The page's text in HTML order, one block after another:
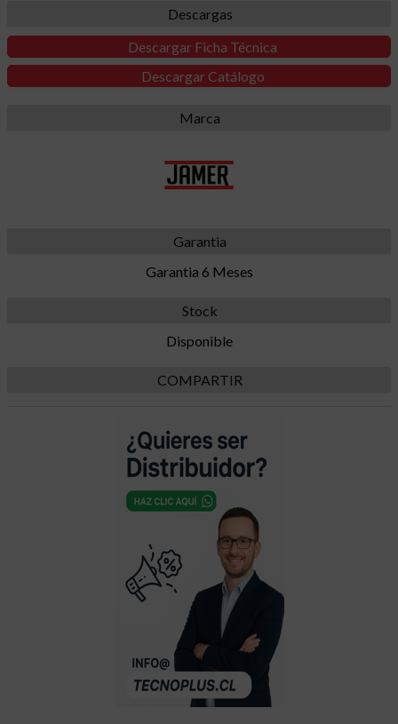
Descargas
Descargar Ficha Técnica
Descargar Catálogo
Marca
Garantia
Garantia 6 Meses
Stock
Disponible
COMPARTIR